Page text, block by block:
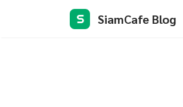
S SiamCafe Blog